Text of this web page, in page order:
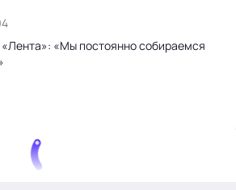
«Мы постоянно собираемся